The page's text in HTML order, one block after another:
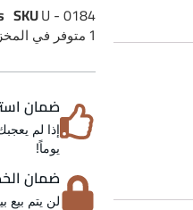
SKUU - 0184
1 متوفر في المخزون
ضمان
يوماً!
ضمان
لن يتم بيع